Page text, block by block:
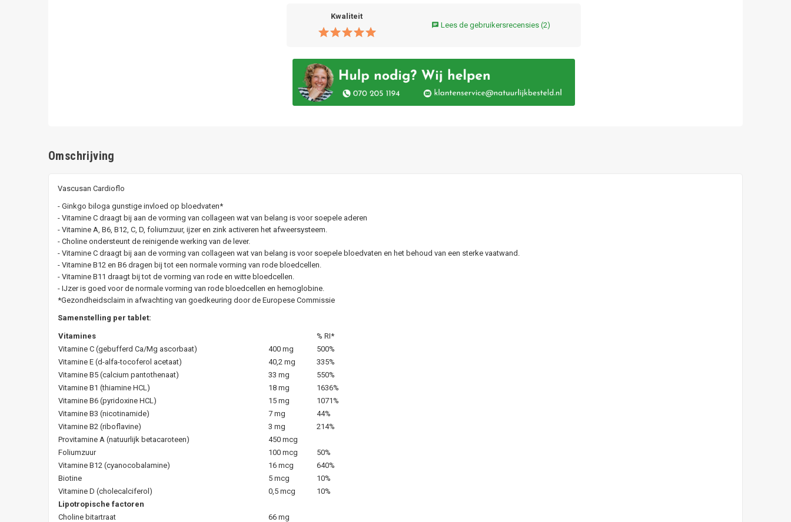
Kwaliteit
chat Lees de gebruikersrecensies (2)
Omschrijving
Vascusan Cardioflo
- Ginkgo biloga gunstige invloed op bloedvaten*
- Vitamine C draagt bij aan de vorming van collageen wat van belang is voor soepele aderen
- Vitamine A, B6, B12, C, D, foliumzuur, ijzer en zink activeren het afweersysteem.
- Choline ondersteunt de reinigende werking van de lever.
- Vitamine C draagt bij aan de vorming van collageen wat van belang is voor soepele bloedvaten en het behoud van een sterke vaatwand.
- Vitamine B12 en B6 dragen bij tot een normale vorming van rode bloedcellen.
- Vitamine B11 draagt bij tot de vorming van rode en witte bloedcellen.
- IJzer is goed voor de normale vorming van rode bloedcellen en hemoglobine.
*Gezondheidsclaim in afwachting van goedkeuring door de Europese Commissie
Samenstelling per tablet:
Vitamines
% RI*
Vitamine C (gebufferd Ca/Mg ascorbaat)
400 mg
500%
Vitamine E (d-alfa-tocoferol acetaat)
40,2 mg
335%
Vitamine B5 (calcium pantothenaat)
33 mg
550%
Vitamine B1 (thiamine HCL)
18 mg
1636%
Vitamine B6 (pyridoxine HCL)
15 mg
1071%
Vitamine B3 (nicotinamide)
7 mg
44%
Vitamine B2 (riboflavine)
3 mg
214%
Provitamine A (natuurlijk betacaroteen)
450 mcg
Foliumzuur
100 mcg
50%
Vitamine B12 (cyanocobalamine)
16 mcg
640%
Biotine
5 mcg
10%
Vitamine D (cholecalciferol)
0,5 mcg
10%
Lipotropische factoren
Choline bitartraat
66 mg